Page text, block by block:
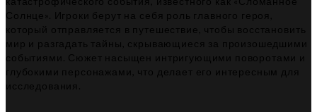
Солнце». Игроки берут на себя роль главного героя,
который отправляется в путешествие, чтобы восстановить
мир и разгадать тайны, скрывающиеся за произошедшими
событиями. Сюжет насыщен интригующими поворотами и
глубокими персонажами, что делает его интересным для
исследования.